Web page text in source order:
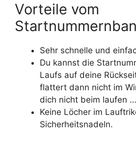
Vorteile vom
Sehr schnelle und
Du kannst die
Laufs auf deine
flattert dann nicht im
dich nicht beim laufen …
Keine Löcher im
Sicherheitsnadeln.